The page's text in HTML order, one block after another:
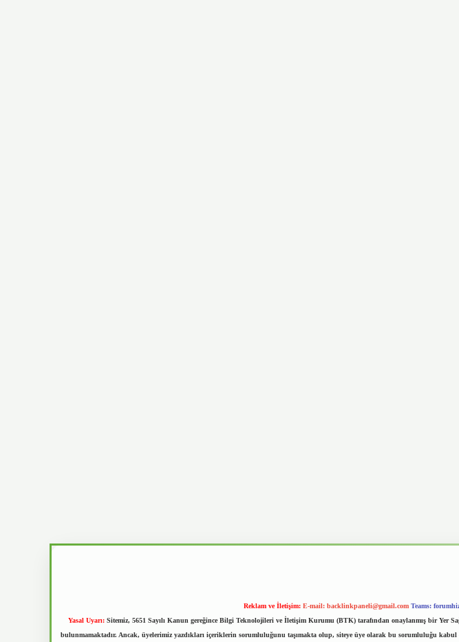
Reklam ve İletişim: E-mail: backlinkpaneli@gmail.com Teams:
Yasal Uyarı: Sitemiz, 5651 Sayılı Kanun gereğince Bilgi Teknolojileri ve İletişim Kurumu (BTK) tarafından onaylanmış bir Yer
bulunmamaktadır. Ancak, üyelerimiz yazdıkları içeriklerin sorumluluğunu taşımakta olup, siteye üye olarak bu sorumluluğu